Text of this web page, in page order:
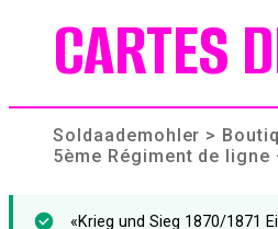
CARTES
Soldaademohler >
5ème Régiment de ligne
«Krieg und Sieg 1870/1871